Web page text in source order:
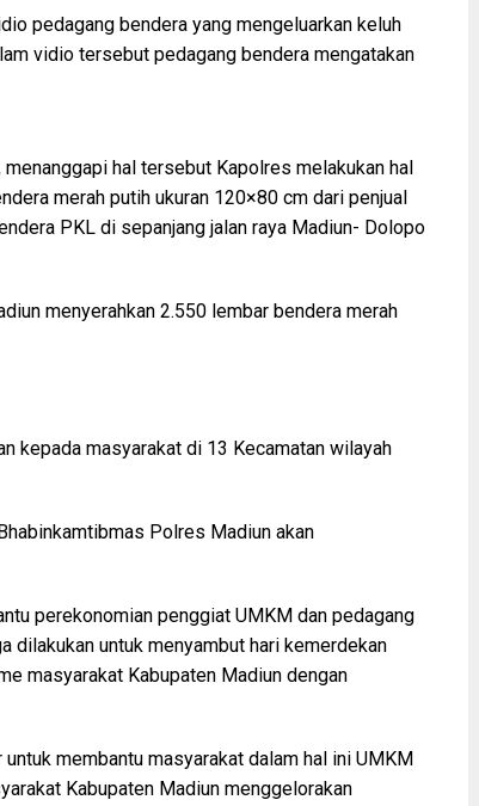
pedagang bendera yang mengeluarkan keluh
vidio tersebut pedagang bendera mengatakan
hal tersebut Kapolres melakukan hal
merah putih ukuran 120×80 cm dari penjual
PKL di sepanjang jalan raya Madiun- Dolopo
menyerahkan 2.550 lembar bendera merah
kepada masyarakat di 13 Kecamatan wilayah
Polres Madiun akan
perekonomian penggiat UMKM dan pedagang
dilakukan untuk menyambut hari kemerdekan
masyarakat Kabupaten Madiun dengan
membantu masyarakat dalam hal ini UMKM
Kabupaten Madiun menggelorakan